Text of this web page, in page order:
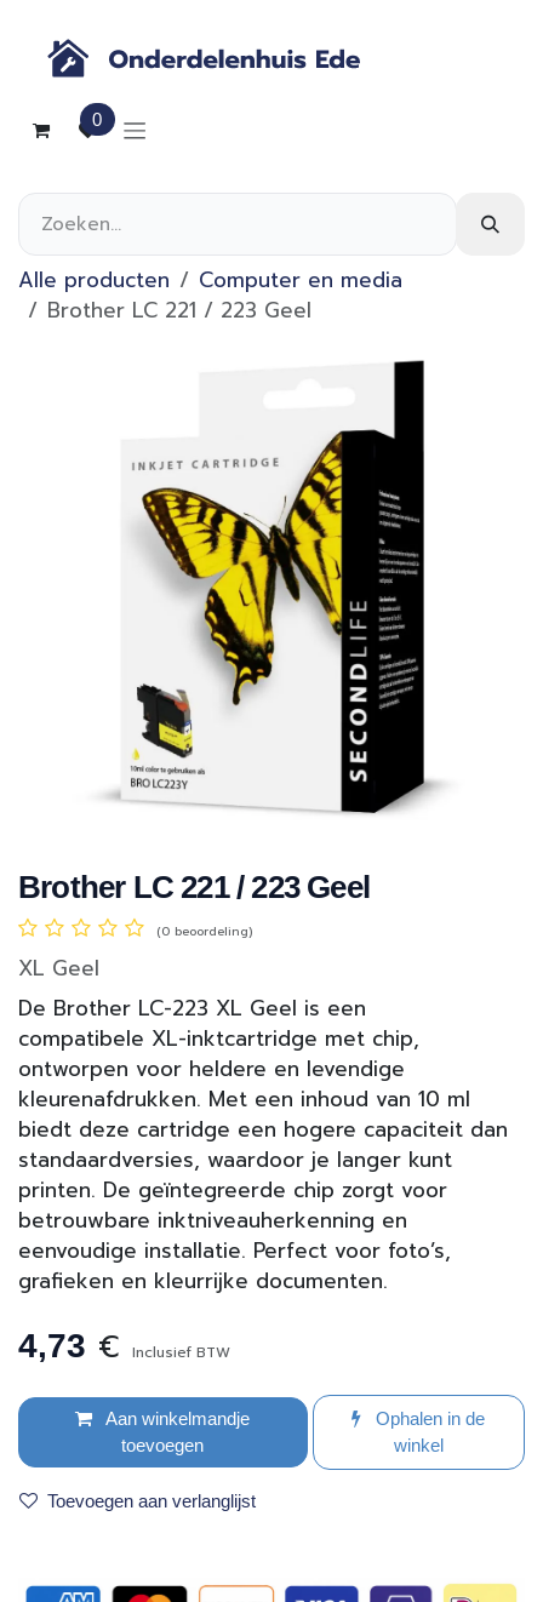
0
Alle producten
Computer en media
Brother LC 221 / 223 Geel
Brother LC 221 / 223 Geel
(0 beoordeling)
XL Geel
De Brother LC-223 XL Geel is een
compatibele XL-inktcartridge met chip,
ontworpen voor heldere en levendige
kleurenafdrukken. Met een inhoud van 10 ml
biedt deze cartridge een hogere capaciteit dan
standaardversies, waardoor je langer kunt
printen. De geïntegreerde chip zorgt voor
betrouwbare inkt­niveau­herkenning en
eenvoudige installatie. Perfect voor foto’s,
grafieken en kleurrijke documenten.
4,73 € Inclusief BTW
Aan winkelmandje
toevoegen
Ophalen in de
winkel
Toevoegen aan verlanglijst